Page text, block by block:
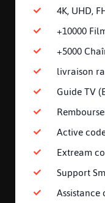
4K, UHD,
+10000
+5000
livraison
Guide TV
Active
Extream
Support